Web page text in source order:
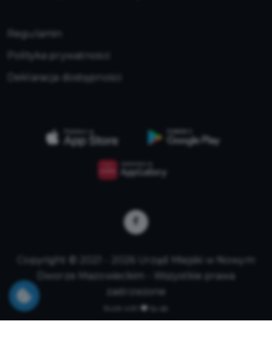
Regulamin
Polityka prywatności
Deklaracja dostępności
Copyright © 2021 - 2026 Urząd Miejski w Nowym
Dworze Mazowieckim - Wszystkie prawa
zastrzeżone